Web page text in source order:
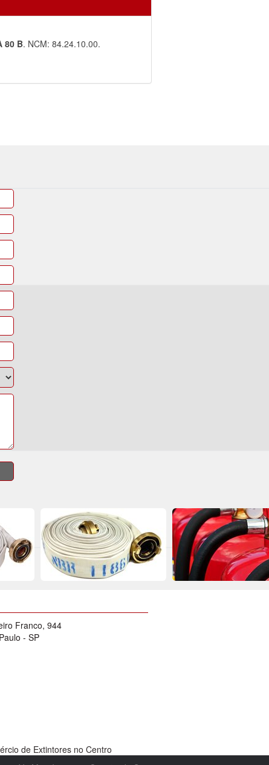
80 B. NCM: 84.24.10.00.
Franco, 944
- SP
de Extintores no Centro